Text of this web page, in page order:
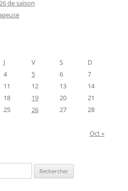
de saison
J V S
D
4 5 6
7
11 12 13
14
18 19 20
21
25 26 27
28
Oct »